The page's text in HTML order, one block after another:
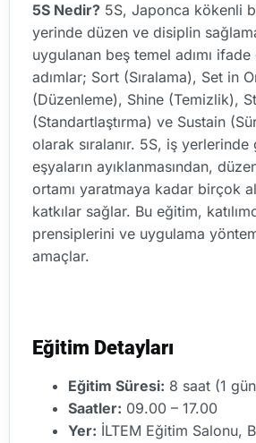
5S Nedir? 5S, Japonca kökenli
yerinde düzen ve disiplin
uygulanan beş temel adımı ifade
adımlar; Sort (Sıralama), Set in
(Düzenleme), Shine (Temizlik),
(Standartlaştırma) ve Sustain
olarak sıralanır. 5S, iş yerlerinde
eşyaların ayıklanmasından,
ortamı yaratmaya kadar birçok
katkılar sağlar. Bu eğitim,
prensiplerini ve uygulama
amaçlar.
Eğitim Detayları
Eğitim Süresi: 8 saat (1
Saatler: 09.00 – 17.00
Yer: İLTEM Eğitim Salonu,